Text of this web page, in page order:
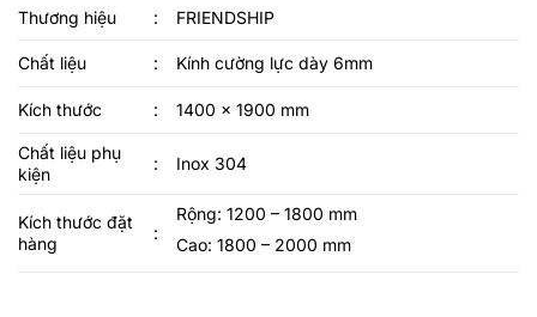
Thương hiệu : FRIENDSHIP
Chất liệu : Kính cường lực dày 6mm
Kích thước : 1400 x 1900 mm
Chất liệu phụ
kiện
: Inox 304
Kích thước đặt
hàng
:
Rộng: 1200 – 1800 mm
Cao: 1800 – 2000 mm